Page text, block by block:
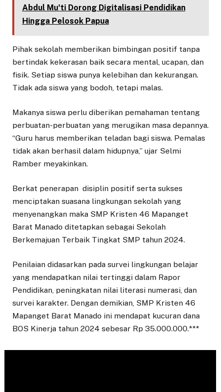
Abdul Mu'ti Dorong Digitalisasi Pendidikan
Hingga Pelosok Papua
Pihak sekolah memberikan bimbingan positif tanpa
bertindak kekerasan baik secara mental, ucapan, dan
fisik. Setiap siswa punya kelebihan dan kekurangan.
Tidak ada siswa yang bodoh, tetapi malas.
Makanya siswa perlu diberikan pemahaman tentang
perbuatan-perbuatan yang merugikan masa depannya.
“Guru harus memberikan teladan bagi siswa. Pemalas
tidak akan berhasil dalam hidupnya,” ujar Selmi
Ramber meyakinkan.
Berkat penerapan disiplin positif serta sukses
menciptakan suasana lingkungan sekolah yang
menyenangkan maka SMP Kristen 46 Mapanget
Barat Manado ditetapkan sebagai Sekolah
Berkemajuan Terbaik Tingkat SMP tahun 2024.
Penilaian didasarkan pada survei lingkungan belajar
yang mendapatkan nilai tertinggi dalam Rapor
Pendidikan, peningkatan nilai literasi numerasi, dan
survei karakter. Dengan demikian, SMP Kristen 46
Mapanget Barat Manado ini mendapat kucuran dana
BOS Kinerja tahun 2024 sebesar Rp 35.000.000.***